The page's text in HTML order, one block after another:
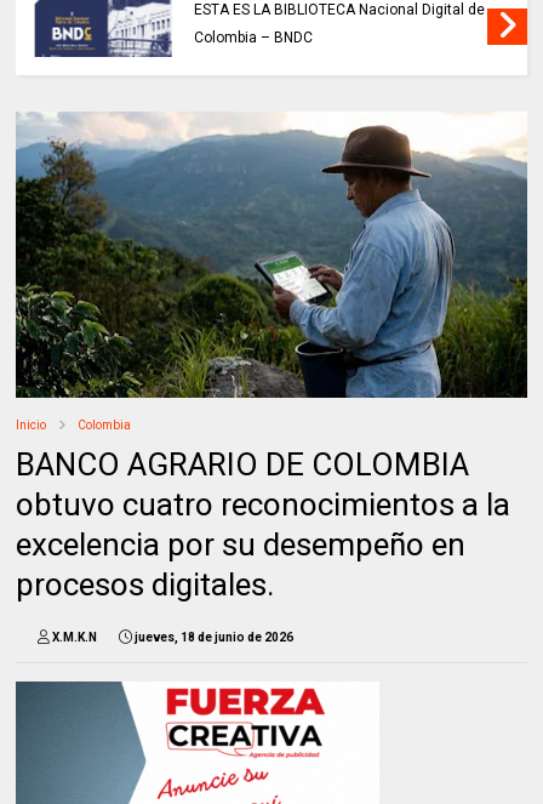
ESTA ES LA BIBLIOTECA Nacional Digital de
Colombia – BNDC
Inicio Colombia
BANCO AGRARIO DE COLOMBIA
obtuvo cuatro reconocimientos a la
excelencia por su desempeño en
procesos digitales.
X.M.K.N jueves, 18 de junio de 2026